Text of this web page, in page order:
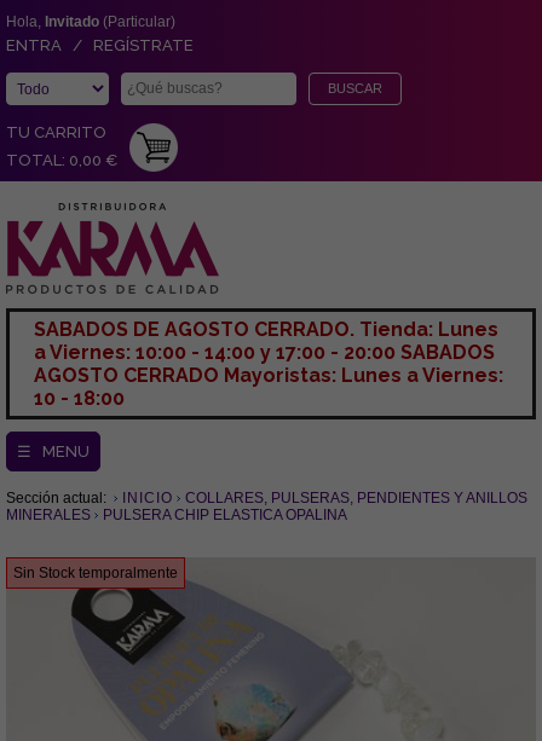
Hola, Invitado (Particular)
ENTRA / REGÍSTRATE
TU CARRITO
TOTAL: 0,00 €
SABADOS DE AGOSTO CERRADO. Tienda: Lunes
a Viernes: 10:00 - 14:00 y 17:00 - 20:00 SABADOS
AGOSTO CERRADO Mayoristas: Lunes a Viernes:
10 - 18:00
☰ MENU
Sección actual: INICIO
COLLARES, PULSERAS, PENDIENTES Y ANILLOS
MINERALES
PULSERA CHIP ELASTICA OPALINA
Sin Stock temporalmente